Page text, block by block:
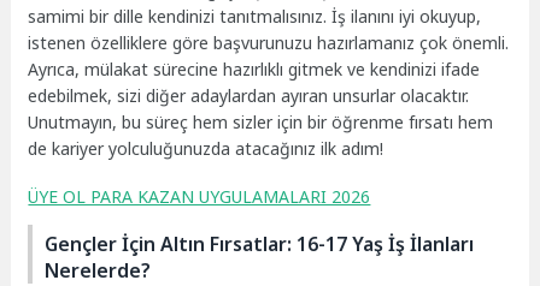
samimi bir dille kendinizi tanıtmalısınız. İş ilanını iyi okuyup,
istenen özelliklere göre başvurunuzu hazırlamanız çok önemli.
Ayrıca, mülakat sürecine hazırlıklı gitmek ve kendinizi ifade
edebilmek, sizi diğer adaylardan ayıran unsurlar olacaktır.
Unutmayın, bu süreç hem sizler için bir öğrenme fırsatı hem
de kariyer yolculuğunuzda atacağınız ilk adım!
ÜYE OL PARA KAZAN UYGULAMALARI 2026
Gençler İçin Altın Fırsatlar: 16-17 Yaş İş İlanları
Nerelerde?